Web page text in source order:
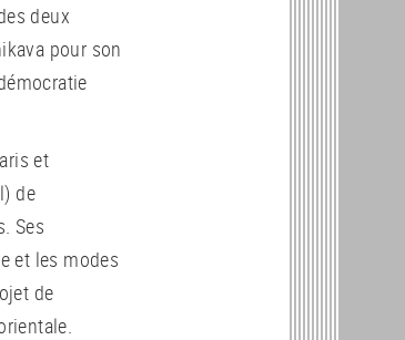
deux
pour son
et
de
Ses
et les modes
de